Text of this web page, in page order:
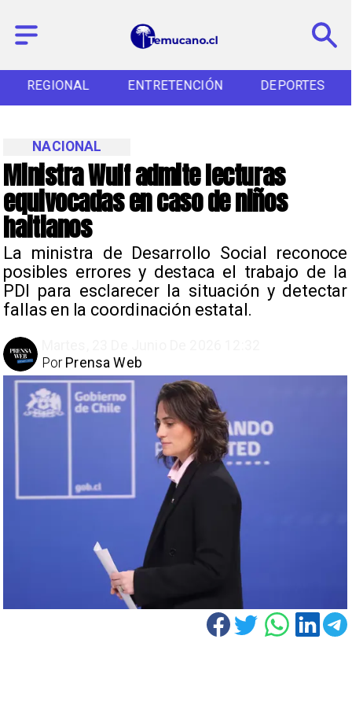
REGIONAL ENTRETENCIÓN DEPORTES
Ministra Wulf admite lecturas
equivocadas en caso de niños
haitianos
La ministra de Desarrollo Social reconoce
posibles errores y destaca el trabajo de la
PDI para esclarecer la situación y detectar
fallas en la coordinación estatal.
NACIONAL
Prensa Web
Por